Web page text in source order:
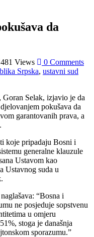
da
481 Views
0 Comments
Srpska, ustavni sud
Selak, izjavio je da
pokušava da
garantovanih prava, a
koje pripadaju Bosni i
generalne klauzule
Ustavom kao
Ustavnog suda u
“Bosna i
ne posjeduje sopstvenu
u omjeru
stoga je današnja
sporazumu.”